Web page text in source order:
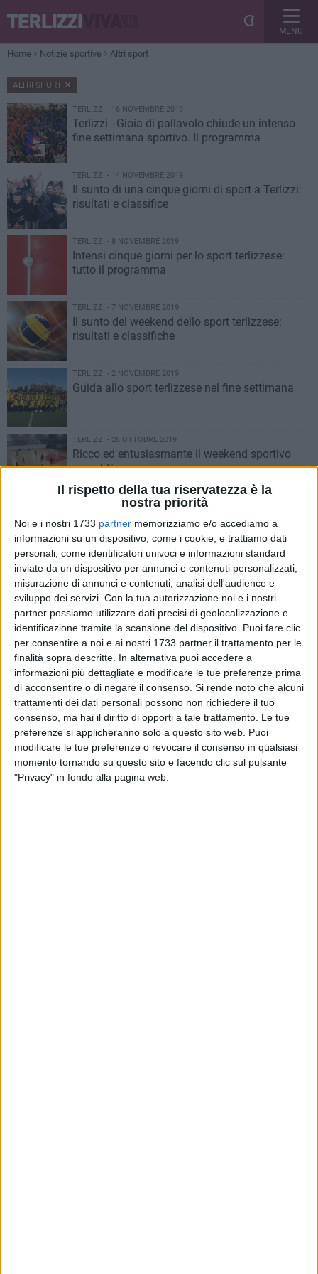
Il rispetto della tua riservatezza è la
nostra priorità
Noi e i nostri 1733 partner memorizziamo e/o accediamo a
informazioni su un dispositivo, come i cookie, e trattiamo dati
personali, come identificatori univoci e informazioni standard
inviate da un dispositivo per annunci e contenuti personalizzati,
misurazione di annunci e contenuti, analisi dell'audience e
sviluppo dei servizi. Con la tua autorizzazione noi e i nostri
partner possiamo utilizzare dati precisi di geolocalizzazione e
identificazione tramite la scansione del dispositivo. Puoi fare clic
per consentire a noi e ai nostri 1733 partner il trattamento per le
finalità sopra descritte. In alternativa puoi accedere a
informazioni più dettagliate e modificare le tue preferenze prima
di acconsentire o di negare il consenso. Si rende noto che alcuni
trattamenti dei dati personali possono non richiedere il tuo
consenso, ma hai il diritto di opporti a tale trattamento. Le tue
preferenze si applicheranno solo a questo sito web. Puoi
modificare le tue preferenze o revocare il consenso in qualsiasi
momento tornando su questo sito e facendo clic sul pulsante
"Privacy" in fondo alla pagina web.
MENU
Home Notizie sportive Altri sport
ALTRI SPORT
TERLIZZI - 16 NOVEMBRE 2019
Terlizzi - Gioia di pallavolo chiude un intenso
fine settimana sportivo. Il programma
TERLIZZI - 14 NOVEMBRE 2019
Il sunto di una cinque giorni di sport a Terlizzi:
risultati e classifice
TERLIZZI - 8 NOVEMBRE 2019
Intensi cinque giorni per lo sport terlizzese:
tutto il programma
TERLIZZI - 7 NOVEMBRE 2019
Il sunto del weekend dello sport terlizzese:
risultati e classifiche
TERLIZZI - 2 NOVEMBRE 2019
Guida allo sport terlizzese nel fine settimana
TERLIZZI - 26 OTTOBRE 2019
Ricco ed entusiasmante il weekend sportivo
rossoblù
TERLIZZI - 19 OTTOBRE 2019
Il sabato sportivo propone due derby intensi tra
calcio a 5 e volley
TERLIZZI - 4 OTTOBRE 2019
Trofeo Coni, Gabriele Cipriani conquista il
bronzo nel tiro con l'arco
TERLIZZI - 16 SETTEMBRE 2019
Luca Mazzone cala il triplete ai mondiali di
Emmen
TERLIZZI - 14 SETTEMBRE 2019
Luca Mazzone da urlo: arriva anche la
quattordicesima medaglia d'oro mondiale
TERLIZZI - 12 SETTEMBRE 2019
Luca Mazzone è per la dodicesima volta sul